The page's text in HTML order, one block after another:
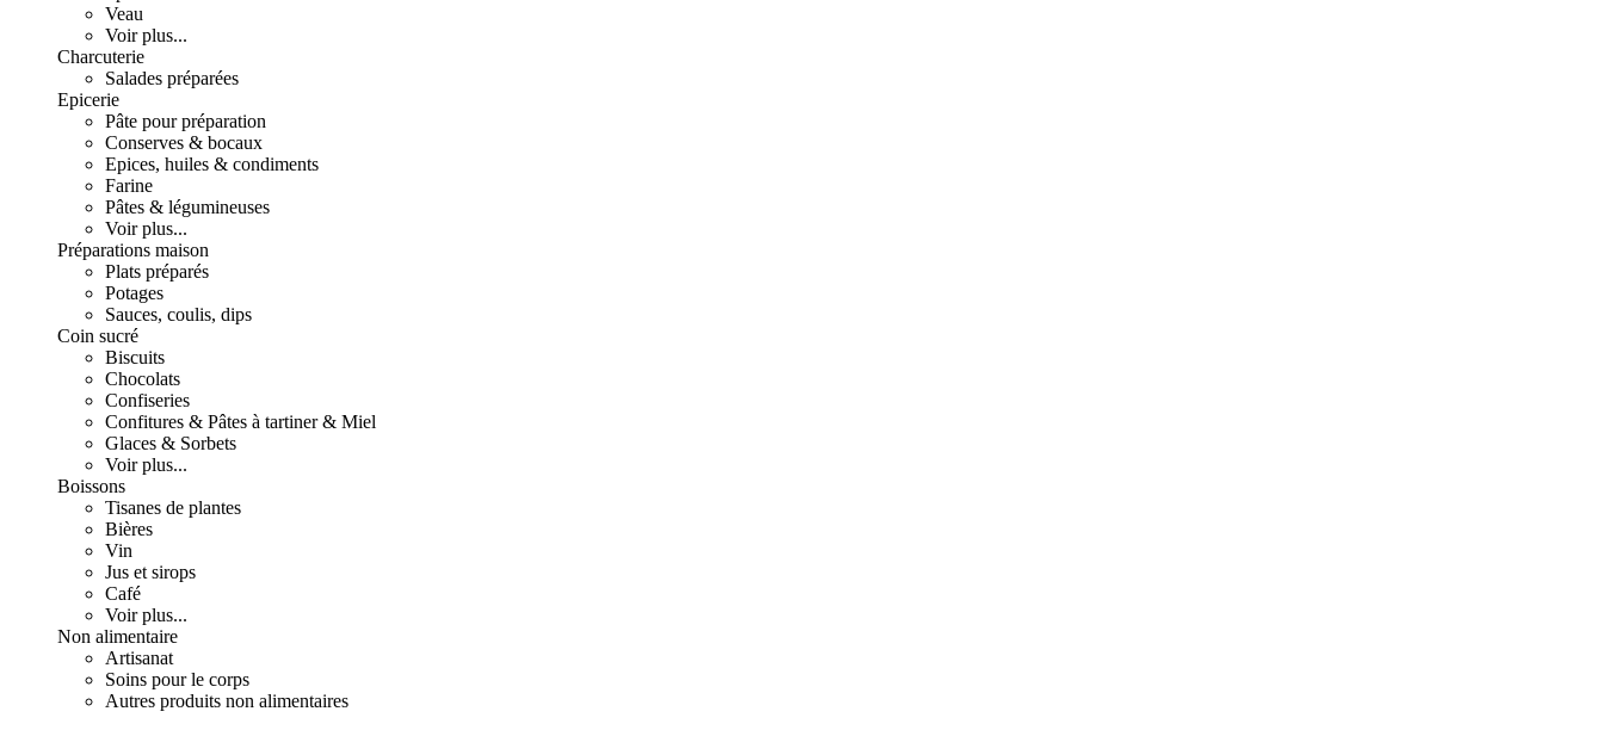
Veau
Voir plus...
Charcuterie
Salades préparées
Epicerie
Pâte pour préparation
Conserves & bocaux
Epices, huiles & condiments
Farine
Pâtes & légumineuses
Voir plus...
Préparations maison
Plats préparés
Potages
Sauces, coulis, dips
Coin sucré
Biscuits
Chocolats
Confiseries
Confitures & Pâtes à tartiner & Miel
Glaces & Sorbets
Voir plus...
Boissons
Tisanes de plantes
Bières
Vin
Jus et sirops
Café
Voir plus...
Non alimentaire
Artisanat
Soins pour le corps
Autres produits non alimentaires